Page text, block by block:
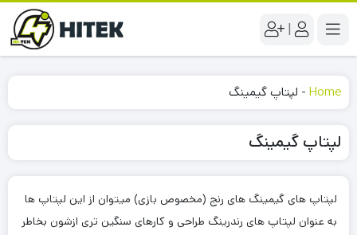
|
Home
- لپتاپ گیمینگ
لپتاپ گیمینگ
لپتاپ های گیمینگ های رنج (مخصوص بازی) میتوان از این لپتاپ ها
به عنوان لپتاپ های رندرینگ طراحی و کارهای سنگین تری ازشون بخاطر